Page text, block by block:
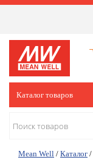
Каталог товаров
Mean Well / Каталог /